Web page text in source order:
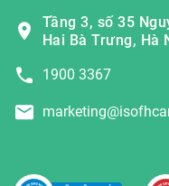
Tầng 3, số 35
Hai Bà Trưng, Hà
1900 3367